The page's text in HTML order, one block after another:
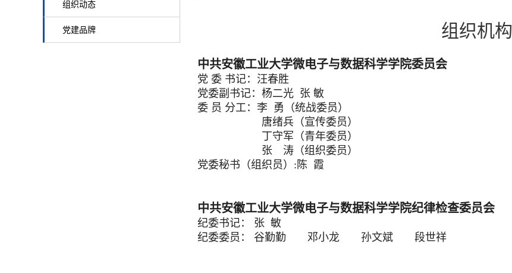
组织动态
党建品牌 组织机构
中共安徽工业大学微电子与数据科学学院委员会
党 委 书记：汪春胜
党委副书记：杨二光 张 敏
委 员 分工：李 勇（统战委员）
唐绪兵（宣传委员）
丁守军（青年委员）
张 涛（组织委员）
党委秘书（组织员）:陈 霞
中共安徽工业大学微电子与数据科学学院纪律检查委员会
纪委书记： 张 敏
纪委委员： 谷勤勤 邓小龙 孙文斌 段世祥